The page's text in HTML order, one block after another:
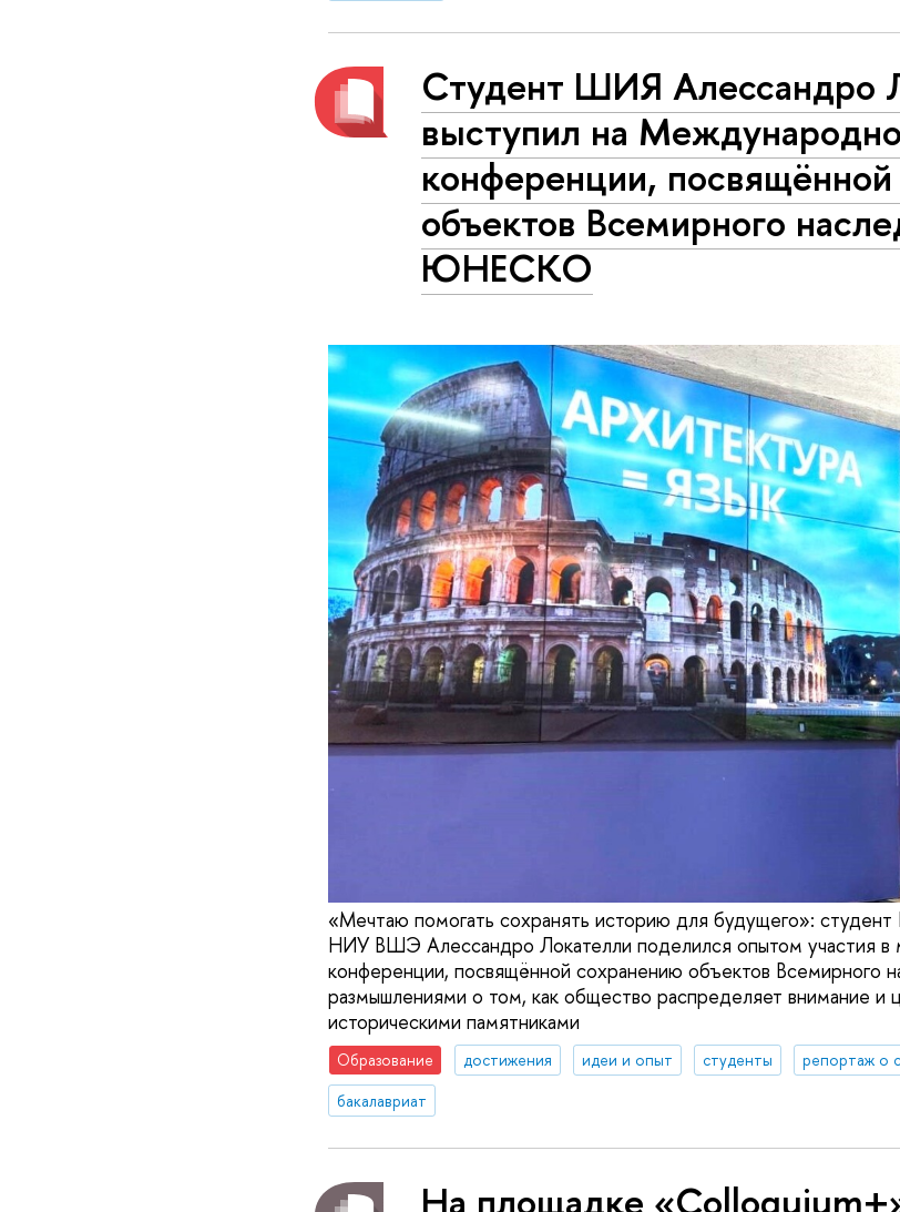
Студент ШИЯ Алессандро
выступил на
конференции,
объектов Всемирного
ЮНЕСКО
«Мечтаю помогать сохранять историю для будущего»:
НИУ ВШЭ Алессандро Локателли поделился опытом участия
конференции, посвящённой сохранению объектов
размышлениями о том, как общество распределяет внимание и
историческими памятниками
Образование достижения идеи и опыт студенты
репортаж о
бакалавриат